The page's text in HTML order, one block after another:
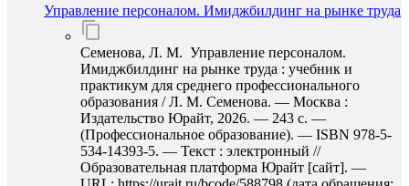
Управление персоналом. Имиджбилдинг на рынке труда
Семенова, Л. М. Управление персоналом.
Имиджбилдинг на рынке труда : учебник и
практикум для среднего профессионального
образования / Л. М. Семенова. — Москва :
Издательство Юрайт, 2026. — 243 с. —
(Профессиональное образование). — ISBN 978-5-
534-14393-5. — Текст : электронный //
Образовательная платформа Юрайт [сайт]. —